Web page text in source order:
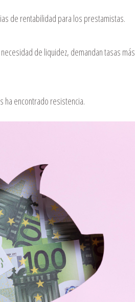
de rentabilidad para los prestamistas.
de liquidez, demandan tasas más
ha encontrado resistencia.